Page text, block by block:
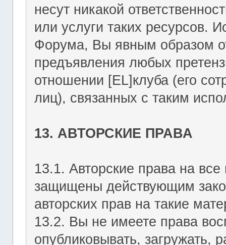
несут никакой
или услуги таких ресурсов.
Форума, Вы явным образом
предъявления любых
отношении [EL]клуба (его
лиц), связанных с таким
13. АВТОРСКИЕ ПРАВА
13.1. Авторские права на
защищены действующим
авторских прав на такие
13.2. Вы не имеете права
опубликовывать, загружать,